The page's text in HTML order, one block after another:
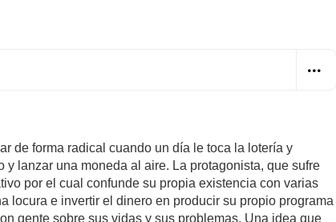
de forma radical cuando un día le toca la lotería y
y lanzar una moneda al aire. La protagonista, que sufre
por el cual confunde su propia existencia con varias
locura e invertir el dinero en producir su propio programa
gente sobre sus vidas y sus problemas. Una idea que